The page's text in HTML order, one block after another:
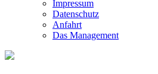
Impressum
Datenschutz
Anfahrt
Das Management